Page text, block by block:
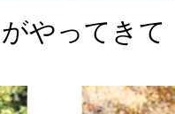
やってきて